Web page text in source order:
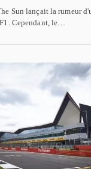
Sun lançait la rumeur
Cependant, le…